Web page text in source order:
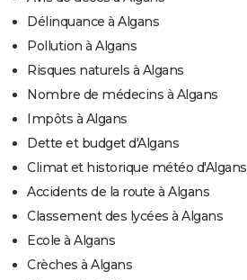
Délinquance à Algans
Pollution à Algans
Risques naturels à Algans
Nombre de médecins à Algans
Impôts à Algans
Dette et budget d'Algans
Climat et historique météo d'Algans
Accidents de la route à Algans
Classement des lycées à Algans
Ecole à Algans
Crèches à Algans